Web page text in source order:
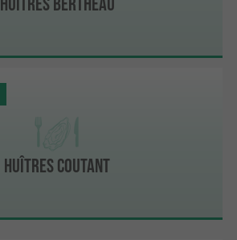
Huîtres Coutant